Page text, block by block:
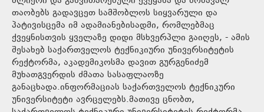
თაობებს გადავცეთ სამშობლოს სიყვარული და
პატივისცემა იმ ადამიანებისადმი, რომლებმაც
ქვეყნისთვის ყველაზე დიდი მსხვერპლი გაიღეს, - ამის
შესახებ საქართველოს ტექნიკიური უნივერსიტეტის
რექტორმა, აკადემიკოსმა დავით გურგენიძემ
მუხათგვერდის ძმათა სასაფლაოზე
განაცხადა.ინფორმაციას საქართველოს ტექნიკური
უნივერსიტეტი ავრცელებს.მათივე ცნობთ,